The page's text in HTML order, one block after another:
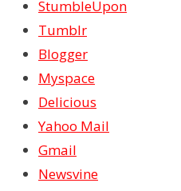
StumbleUpon
Tumblr
Blogger
Myspace
Delicious
Yahoo Mail
Gmail
Newsvine